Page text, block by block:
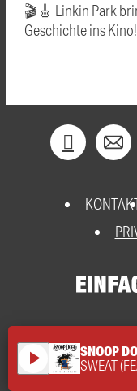
🎬🎸 Linkin Park
Geschichte ins
play_arrow SNOOP
SWEAT